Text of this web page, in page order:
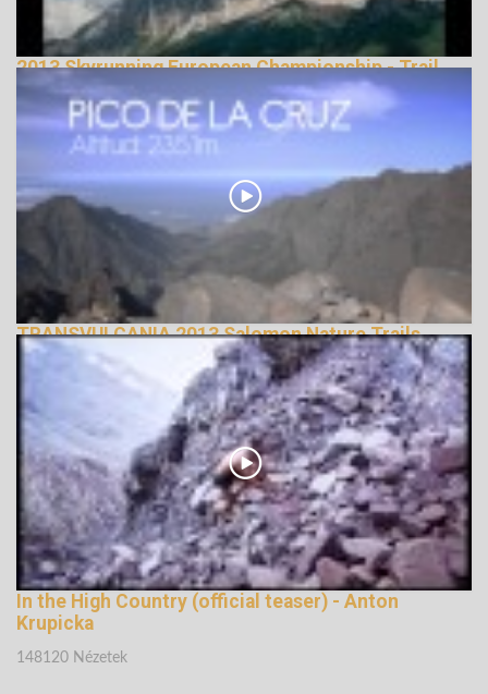
2013 Skyrunning European Championship - Trail
Running
144963 Nézetek
TRANSVULCANIA 2013 Salomon Nature Trails
143118 Nézetek
In the High Country (official teaser) - Anton
Krupicka
148120 Nézetek